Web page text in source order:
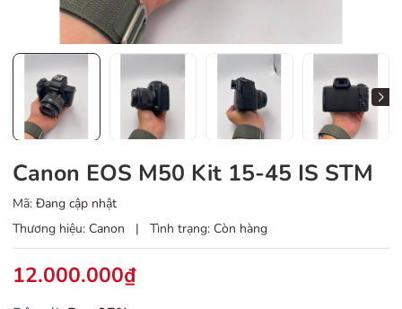
Canon EOS M50 Kit 15-45 IS STM
Mã: Đang cập nhật
Thương hiệu: Canon | Tình trạng: Còn hàng
12.000.000₫